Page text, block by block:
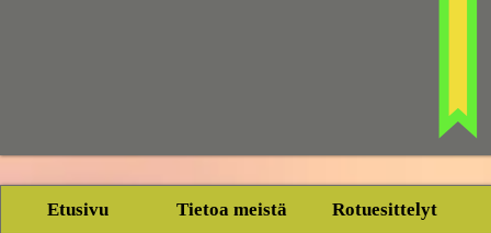
Etusivu Tietoa meistä Rotuesittelyt